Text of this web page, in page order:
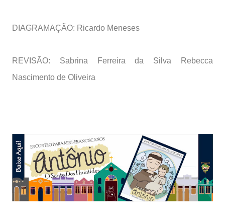
DIAGRAMAÇÃO: Ricardo Meneses
REVISÃO: Sabrina Ferreira da Silva Rebecca
Nascimento de Oliveira